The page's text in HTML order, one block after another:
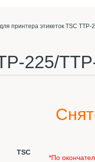
принтера этикеток TSC
225/
TSC
*По